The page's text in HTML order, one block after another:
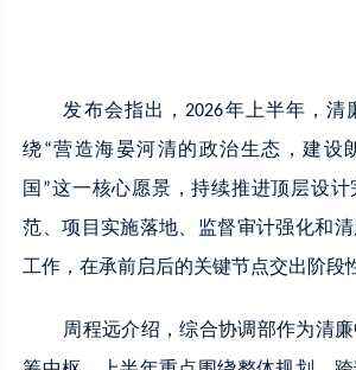
发布会指出， 2026年上半年，清
绕“营造海晏河清的政治生态，建设
国 ”这一核心愿景，持续推进顶层设
范、项目实施落地、监督审计强化和
工作，在承前启后的关键节点交出阶段
周程远介绍，综合协调部作为清